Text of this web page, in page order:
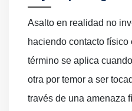
Asalto en realidad no
haciendo contacto físico
término se aplica
otra por temor a ser
través de una amenaza